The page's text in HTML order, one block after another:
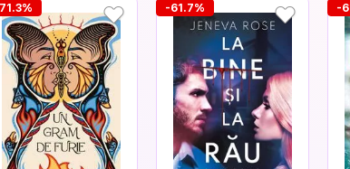
-61.7% -